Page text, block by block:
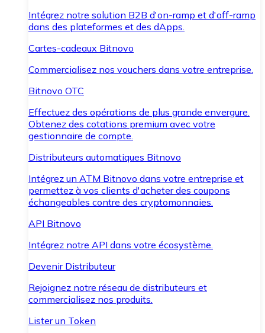
Intégrez notre solution B2B d'on-ramp et d'off-ramp
dans des plateformes et des dApps.
Cartes-cadeaux Bitnovo
Commercialisez nos vouchers dans votre entreprise.
Bitnovo OTC
Effectuez des opérations de plus grande envergure.
Obtenez des cotations premium avec votre
gestionnaire de compte.
Distributeurs automatiques Bitnovo
Intégrez un ATM Bitnovo dans votre entreprise et
permettez à vos clients d'acheter des coupons
échangeables contre des cryptomonnaies.
API Bitnovo
Intégrez notre API dans votre écosystème.
Devenir Distributeur
Rejoignez notre réseau de distributeurs et
commercialisez nos produits.
Lister un Token